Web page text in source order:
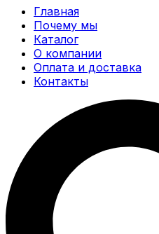
Главная
Почему мы
Каталог
О компании
Оплата и доставка
Контакты